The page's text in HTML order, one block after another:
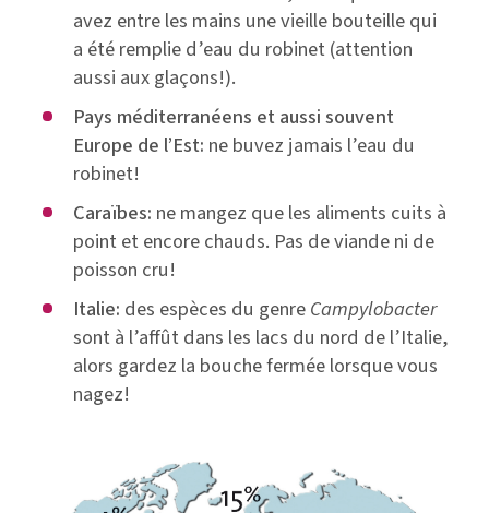
avez entre les mains une vieille bouteille qui
a été remplie d’eau du robinet (attention
aussi aux glaçons!).
Pays méditerranéens et aussi souvent
Europe de l’Est: ne buvez jamais l’eau du
robinet!
Caraïbes: ne mangez que les aliments cuits à
point et encore chauds. Pas de viande ni de
poisson cru!
Italie: des espèces du genreCampylobacter
sont à l’affût dans les lacs du nord de l’Italie,
alors gardez la bouche fermée lorsque vous
nagez!